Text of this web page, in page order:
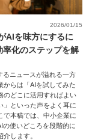
2026/01/15
AIを味方にするに
率化のステップを解
るニュースが溢れる一方
からは「AIを試してみた
のどこに活用すればよい
」といった声をよく耳に
で本稿では、中小企業に
の使いどころを段階的に
介します。